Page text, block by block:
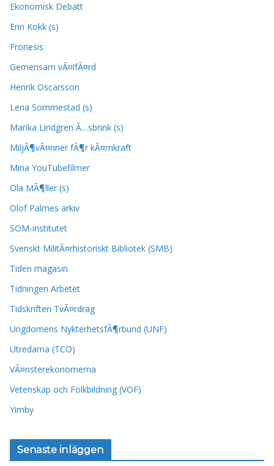
Ekonomisk Debatt
Enn Kokk (s)
Fronesis
Gemensam vÃ¤lfÃ¤rd
Henrik Oscarsson
Lena Sommestad (s)
Marika Lindgren Ã…sbrink (s)
MiljÃ¶vÃ¤nner fÃ¶r kÃ¤rnkraft
Mina YouTubefilmer
Ola MÃ¶ller (s)
Olof Palmes arkiv
SOM-institutet
Svenskt MilitÃ¤rhistoriskt Bibliotek (SMB)
Tiden magasin
Tidningen Arbetet
Tidskriften TvÃ¤rdrag
Ungdomens NykterhetsfÃ¶rbund (UNF)
Utredarna (TCO)
VÃ¤nsterekonomerna
Vetenskap och Folkbildning (VOF)
Yimby
Senaste inläggen